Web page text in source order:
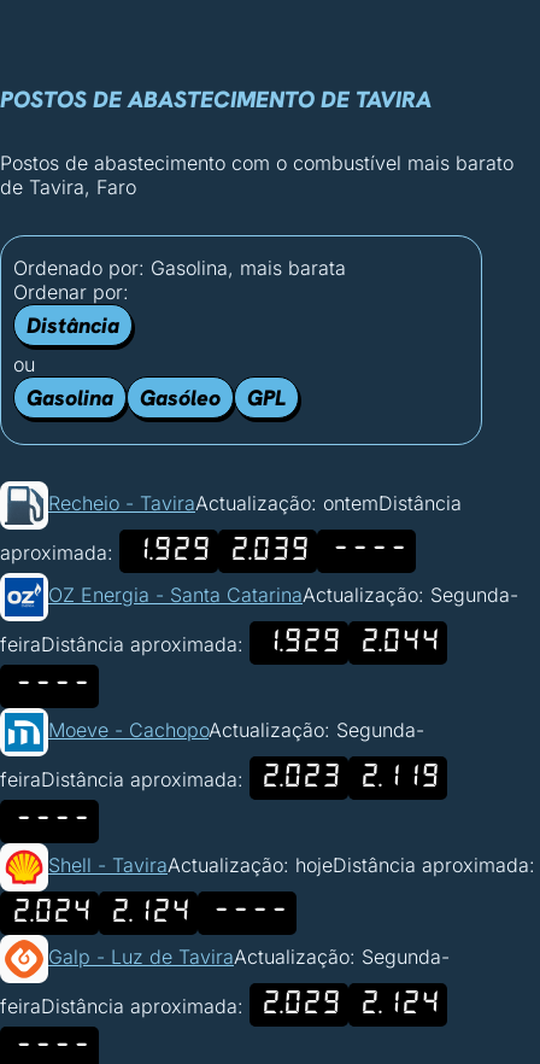
POSTOS DE ABASTECIMENTO DE TAVIRA
Postos de abastecimento com o combustível mais barato
de Tavira, Faro
Ordenado por: Gasolina, mais barata
Ordenar por:
Distância
ou
Gasolina Gasóleo GPL
Recheio - TaviraActualização: ontemDistância
aproximada: 1.929 2.039 ----
OZ Energia - Santa CatarinaActualização: Segunda-
feiraDistância aproximada: 1.929
2.044
----
Moeve - CachopoActualização: Segunda-
feiraDistância aproximada: 2.023
2.119
----
Shell - TaviraActualização: hojeDistância aproximada:
2.024 2.124 ----
Galp - Luz de TaviraActualização: Segunda-
feiraDistância aproximada: 2.029
2.124
----